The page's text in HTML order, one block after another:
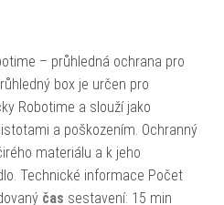
– průhledná ochrana pro
box je určen pro
Robotime a slouží jako
a poškozením. Ochranný
materiálu a k jeho
Technické informace Počet
čas sestavení: 15 min